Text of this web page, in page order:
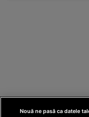
Nouă ne pasă ca datele